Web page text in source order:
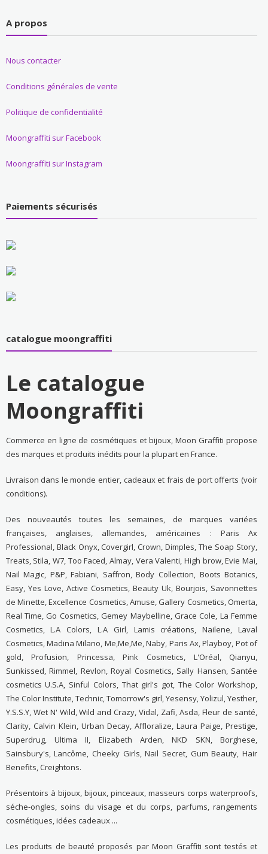
A propos
Nous contacter
Conditions générales de vente
Politique de confidentialité
Moongraffiti sur Facebook
Moongraffiti sur Instagram
Paiements sécurisés
catalogue moongraffiti
Le catalogue
Moongraffiti
Commerce en ligne de cosmétiques et bijoux, Moon Graffiti propose
des marques et produits inédits pour la plupart en France.
Livraison dans le monde entier, cadeaux et frais de port offerts (voir
conditions).
Des nouveautés toutes les semaines, de marques variées
françaises, anglaises, allemandes, américaines : Paris Ax
Professional, Black Onyx, Covergirl, Crown, Dimples, The Soap Story,
Treats, Stila, W7, Too Faced, Almay, Vera Valenti, High brow, Evie Mai,
Nail Magic, P&P, Fabiani, Saffron, Body Collection, Boots Botanics,
Easy, Yes Love, Active Cosmetics, Beauty Uk, Bourjois, Savonnettes
de Minette, Excellence Cosmetics, Amuse, Gallery Cosmetics, Omerta,
Real Time, Go Cosmetics, Gemey Maybelline, Grace Cole, La Femme
Cosmetics, L.A Colors, L.A Girl, Lamis créations, Nailene, Laval
Cosmetics, Madina Milano, Me,Me,Me, Naby, Paris Ax, Playboy, Pot of
gold, Profusion, Princessa, Pink Cosmetics, L'Oréal, Qianyu,
Sunkissed, Rimmel, Revlon, Royal Cosmetics, Sally Hansen, Santée
cosmetics U.S.A, Sinful Colors, That girl's got, The Color Workshop,
The Color Institute, Technic, Tomorrow's girl, Yesensy, Yolizul, Yesther,
Y.S.S.Y, Wet N' Wild, Wild and Crazy, Vidal, Zafi, Asda, Fleur de santé,
Clarity, Calvin Klein, Urban Decay, Affloralize, Laura Paige, Prestige,
Superdrug, Ultima II, Elizabeth Arden, NKD SKN, Borghese,
Sainsbury's, Lancôme, Cheeky Girls, Nail Secret, Gum Beauty, Hair
Benefits, Creightons.
Présentoirs à bijoux, bijoux, pinceaux, masseurs corps waterproofs,
séche-ongles, soins du visage et du corps, parfums, rangements
cosmétiques, idées cadeaux ...
Les produits de beauté proposés par Moon Graffiti sont testés et